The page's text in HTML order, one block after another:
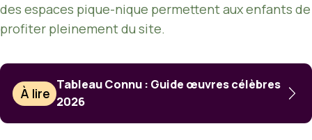
des espaces pique-nique permettent aux enfants de
profiter pleinement du site.
À lire
Tableau Connu : Guide œuvres célèbres
2026